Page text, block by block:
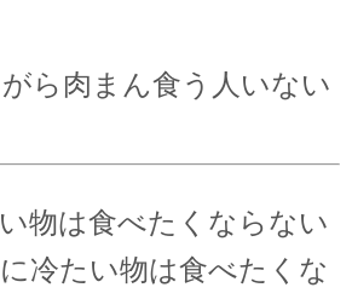
ら肉まん食う人いない
物は食べたくならない
冷たい物は食べたくな